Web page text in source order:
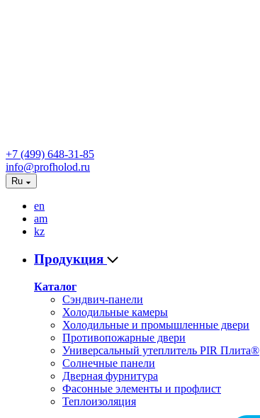
+7 (499) 648-31-85
info@profholod.ru
Ru
en
am
kz
Продукция
Каталог
Сэндвич-панели
Холодильные камеры
Холодильные и промышленные двери
Противопожарные двери
Универсальный утеплитель PIR Плита®
Солнечные панели
Дверная фурнитура
Фасонные элементы и профлист
Теплоизоляция